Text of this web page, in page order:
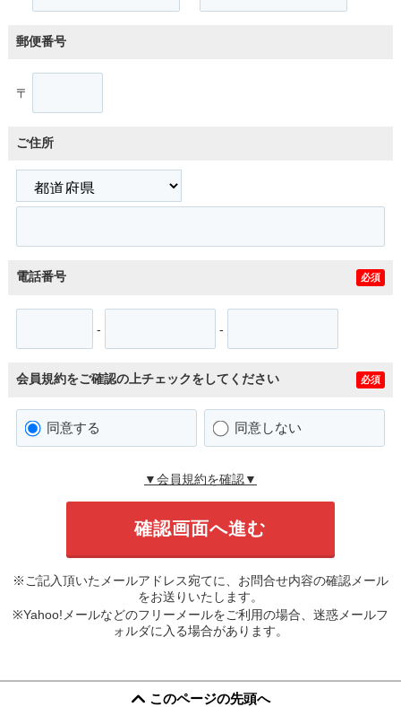
郵便番号
〒
ご住所
電話番号 必須
- -
会員規約をご確認の上チェックをしてください 必須
同意する 同意しない
▼会員規約を確認▼
※ご記入頂いたメールアドレス宛てに、お問合せ内容の確認メール
をお送りいたします。
※Yahoo!メールなどのフリーメールをご利用の場合、迷惑メールフ
ォルダに入る場合があります。
このページの先頭へ